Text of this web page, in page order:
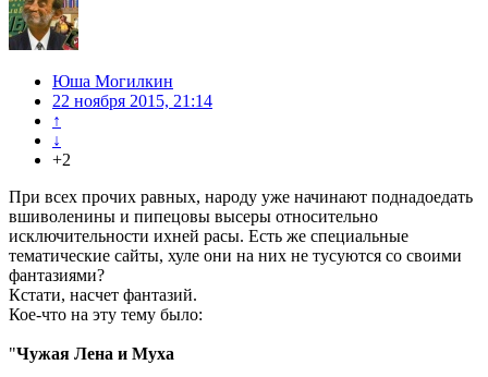
Юша Могилкин
22 ноября 2015, 21:14
↑
↓
+2
При всех прочих равных, народу уже начинают поднадоедать
вшиволенины и пипецовы высеры относительно
исключительности ихней расы. Есть же специальные
тематические сайты, хуле они на них не тусуются со своими
фантазиями?
Кстати, насчет фантазий.
Кое-что на эту тему было:
"Чужая Лена и Муха